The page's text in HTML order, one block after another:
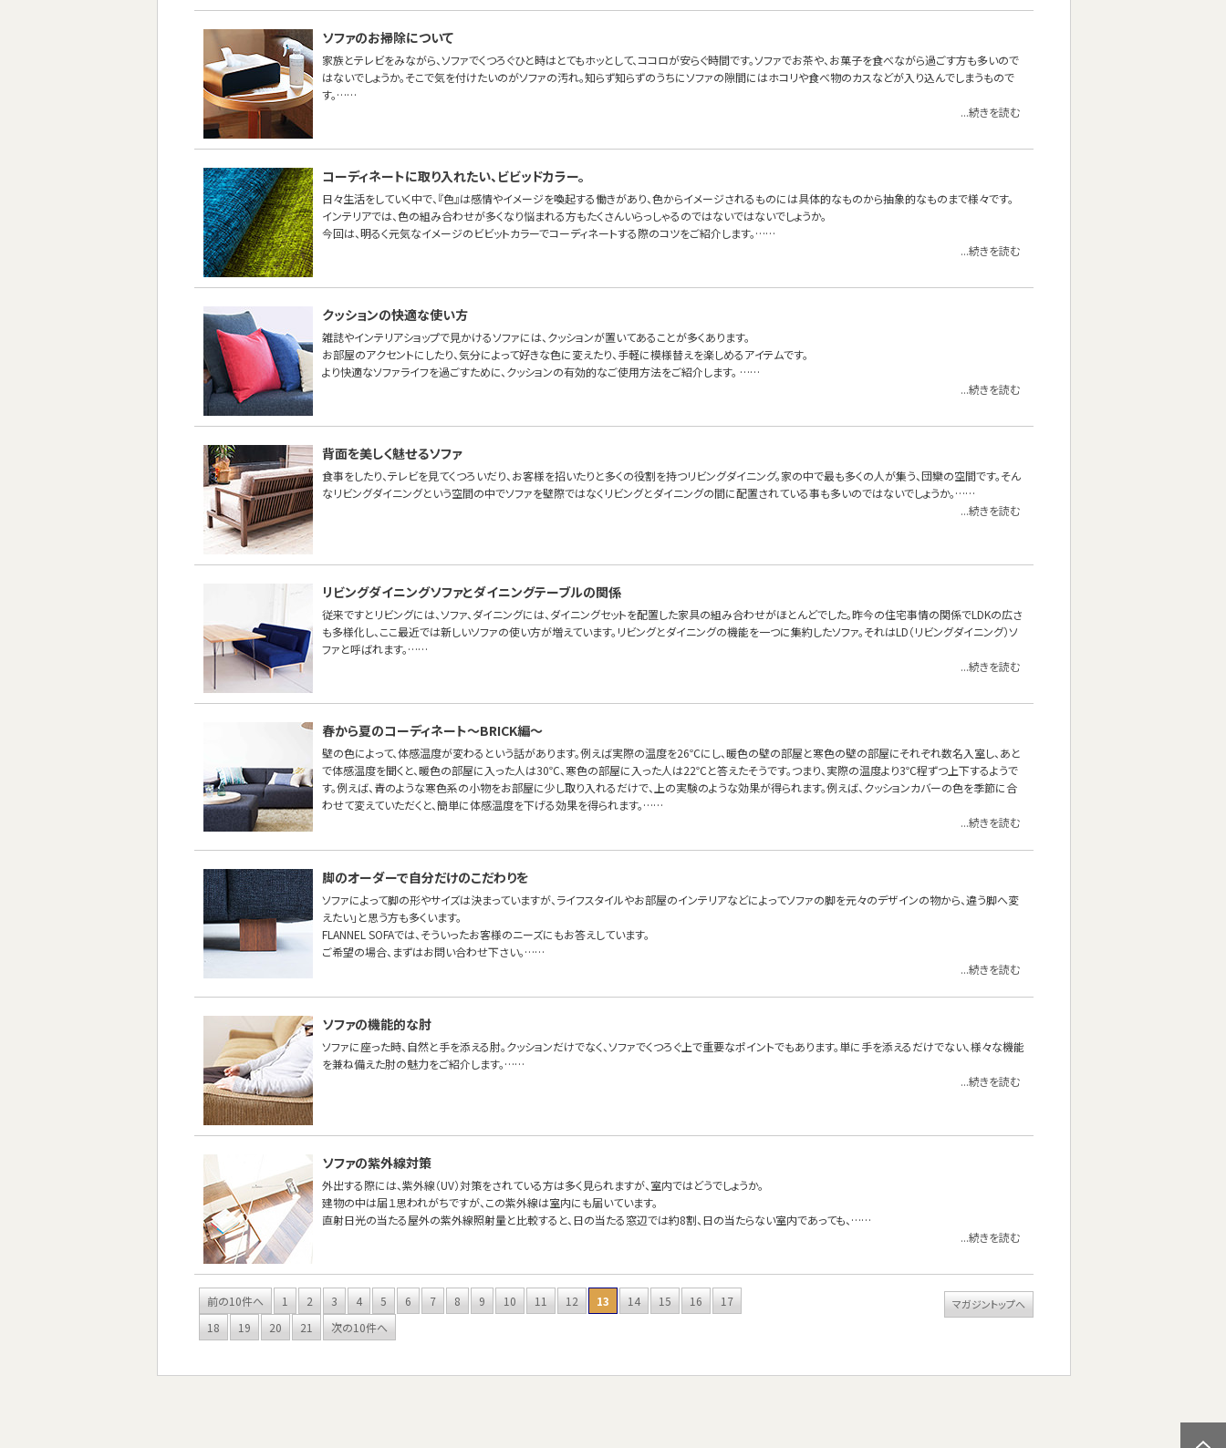
ソファのお掃除について
家族とテレビをみながら、ソファでくつろぐひと時はとてもホッとして、ココロが安らぐ時間です。ソファでお茶や、お菓子を食べながら過ごす方も多いので
はないでしょうか。そこで気を付けたいのがソファの汚れ。知らず知らずのうちにソファの隙間にはホコリや食べ物のカスなどが入り込んでしまうもので
す。……
...続きを読む
コーディネートに取り入れたい、ビビッドカラー。
日々生活をしていく中で、『色』は感情やイメージを喚起する働きがあり、色からイメージされるものには具体的なものから抽象的なものまで様々です。
インテリアでは、色の組み合わせが多くなり悩まれる方もたくさんいらっしゃるのではないではないでしょうか。
今回は、明るく元気なイメージのビビットカラーでコーディネートする際のコツをご紹介します。……
...続きを読む
クッションの快適な使い方
雑誌やインテリアショップで見かけるソファには、クッションが置いてあることが多くあります。
お部屋のアクセントにしたり、気分によって好きな色に変えたり、手軽に模様替えを楽しめるアイテムです。
より快適なソファライフを過ごすために、クッションの有効的なご使用方法をご紹介します。 ……
...続きを読む
背面を美しく魅せるソファ
食事をしたり、テレビを見てくつろいだり、お客様を招いたりと多くの役割を持つリビングダイニング。家の中で最も多くの人が集う、団欒の空間です。そん
なリビングダイニングという空間の中でソファを壁際ではなくリビングとダイニングの間に配置されている事も多いのではないでしょうか。……
...続きを読む
リビングダイニングソファとダイニングテーブルの関係
従来ですとリビングには、ソファ、ダイニングには、ダイニングセットを配置した家具の組み合わせがほとんどでした。昨今の住宅事情の関係でLDKの広さ
も多様化し、ここ最近では新しいソファの使い方が増えています。リビングとダイニングの機能を一つに集約したソファ。それはLD（リビングダイニング）ソ
ファと呼ばれます。……
...続きを読む
春から夏のコーディネート〜BRICK編～
壁の色によって、体感温度が変わるという話があります。例えば実際の温度を26℃にし、暖色の壁の部屋と寒色の壁の部屋にそれぞれ数名入室し、あと
で体感温度を聞くと、暖色の部屋に入った人は30℃、寒色の部屋に入った人は22℃と答えたそうです。つまり、実際の温度より3℃程ずつ上下するようで
す。例えば、青のような寒色系の小物をお部屋に少し取り入れるだけで、上の実験のような効果が得られます。例えば、クッションカバーの色を季節に合
わせて変えていただくと、簡単に体感温度を下げる効果を得られます。……
...続きを読む
脚のオーダーで自分だけのこだわりを
ソファによって脚の形やサイズは決まっていますが、ライフスタイルやお部屋のインテリアなどによってソファの脚を元々のデザインの物から、違う脚へ変
えたい」と思う方も多くいます。
FLANNEL SOFAでは、そういったお客様のニーズにもお答えしています。
ご希望の場合、まずはお問い合わせ下さい。……
...続きを読む
ソファの機能的な肘
ソファに座った時、自然と手を添える肘。クッションだけでなく、ソファでくつろぐ上で重要なポイントでもあります。単に手を添えるだけでない、様々な機能
を兼ね備えた肘の魅力をご紹介します。……
...続きを読む
ソファの紫外線対策
外出する際には、紫外線（UV）対策をされている方は多く見られますが、室内ではどうでしょうか。
建物の中は届１思われがちですが、この紫外線は室内にも届いています。
直射日光の当たる屋外の紫外線照射量と比較すると、日の当たる窓辺では約8割、日の当たらない室内であっても、……
...続きを読む
前の10件へ 1 2 3 4 5 6 7 8 9 10 11 12 13 14 15 16
17
18
19 20 21 次の10件へ
マガジントップへ